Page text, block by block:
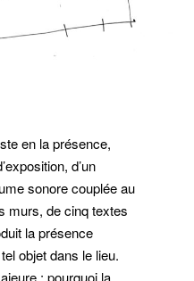
en la présence,
d’un
sonore couplée au
murs, de cinq textes
la présence
objet dans le lieu.
: pourquoi la